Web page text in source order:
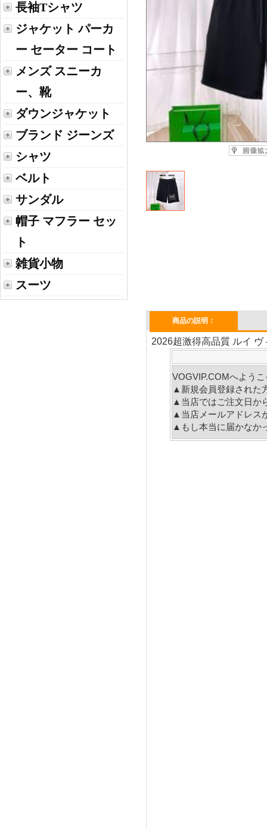
長袖Tシャツ
ジャケット パーカ
ー セーター コート
メンズ スニーカ
ー、靴
ダウンジャケット
ブランド ジーンズ
シャツ
ベルト
サンダル
帽子 マフラー セッ
ト
雑貨小物
スーツ
商品の説明：
2026超激得高品質 ルイ
VOGVIP.COMへよう
▲新規会員登録された
▲当店ではご注文日か
▲当店メールアドレス
▲もし本当に届かなか